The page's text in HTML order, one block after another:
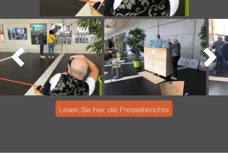
 
Lesen Sie hier die Presseberichte